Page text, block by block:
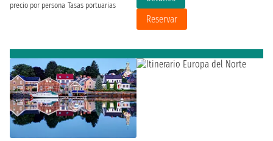
precio por persona Tasas portuarias
Reservar